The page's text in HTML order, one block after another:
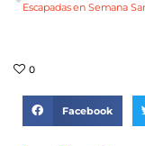
0
Facebook